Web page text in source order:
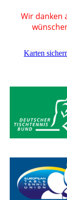
Wir danken
Karten